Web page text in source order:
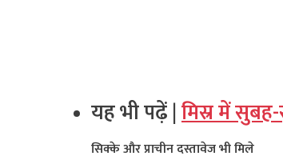
यह भी पढ़ें |मिस्र में
सिक्के और प्राचीन दस्तावेज भी मिले